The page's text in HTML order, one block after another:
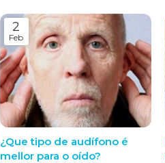
2
Feb
¿Que tipo de audífono é
mellor para o oído?